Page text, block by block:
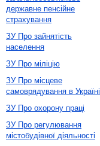
державне пенсійне
страхування
ЗУ Про зайнятість
населення
ЗУ Про міліцію
ЗУ Про місцеве
самоврядування в Україні
ЗУ Про охорону праці
ЗУ Про регулювання
містобудівної діяльності